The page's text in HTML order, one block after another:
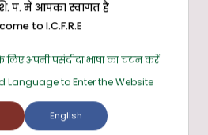
प. में आपका स्वागत है
to I.C.F.R.E
अपनी पसंदीदा भाषा का चयन करें
Language to Enter the Website
English